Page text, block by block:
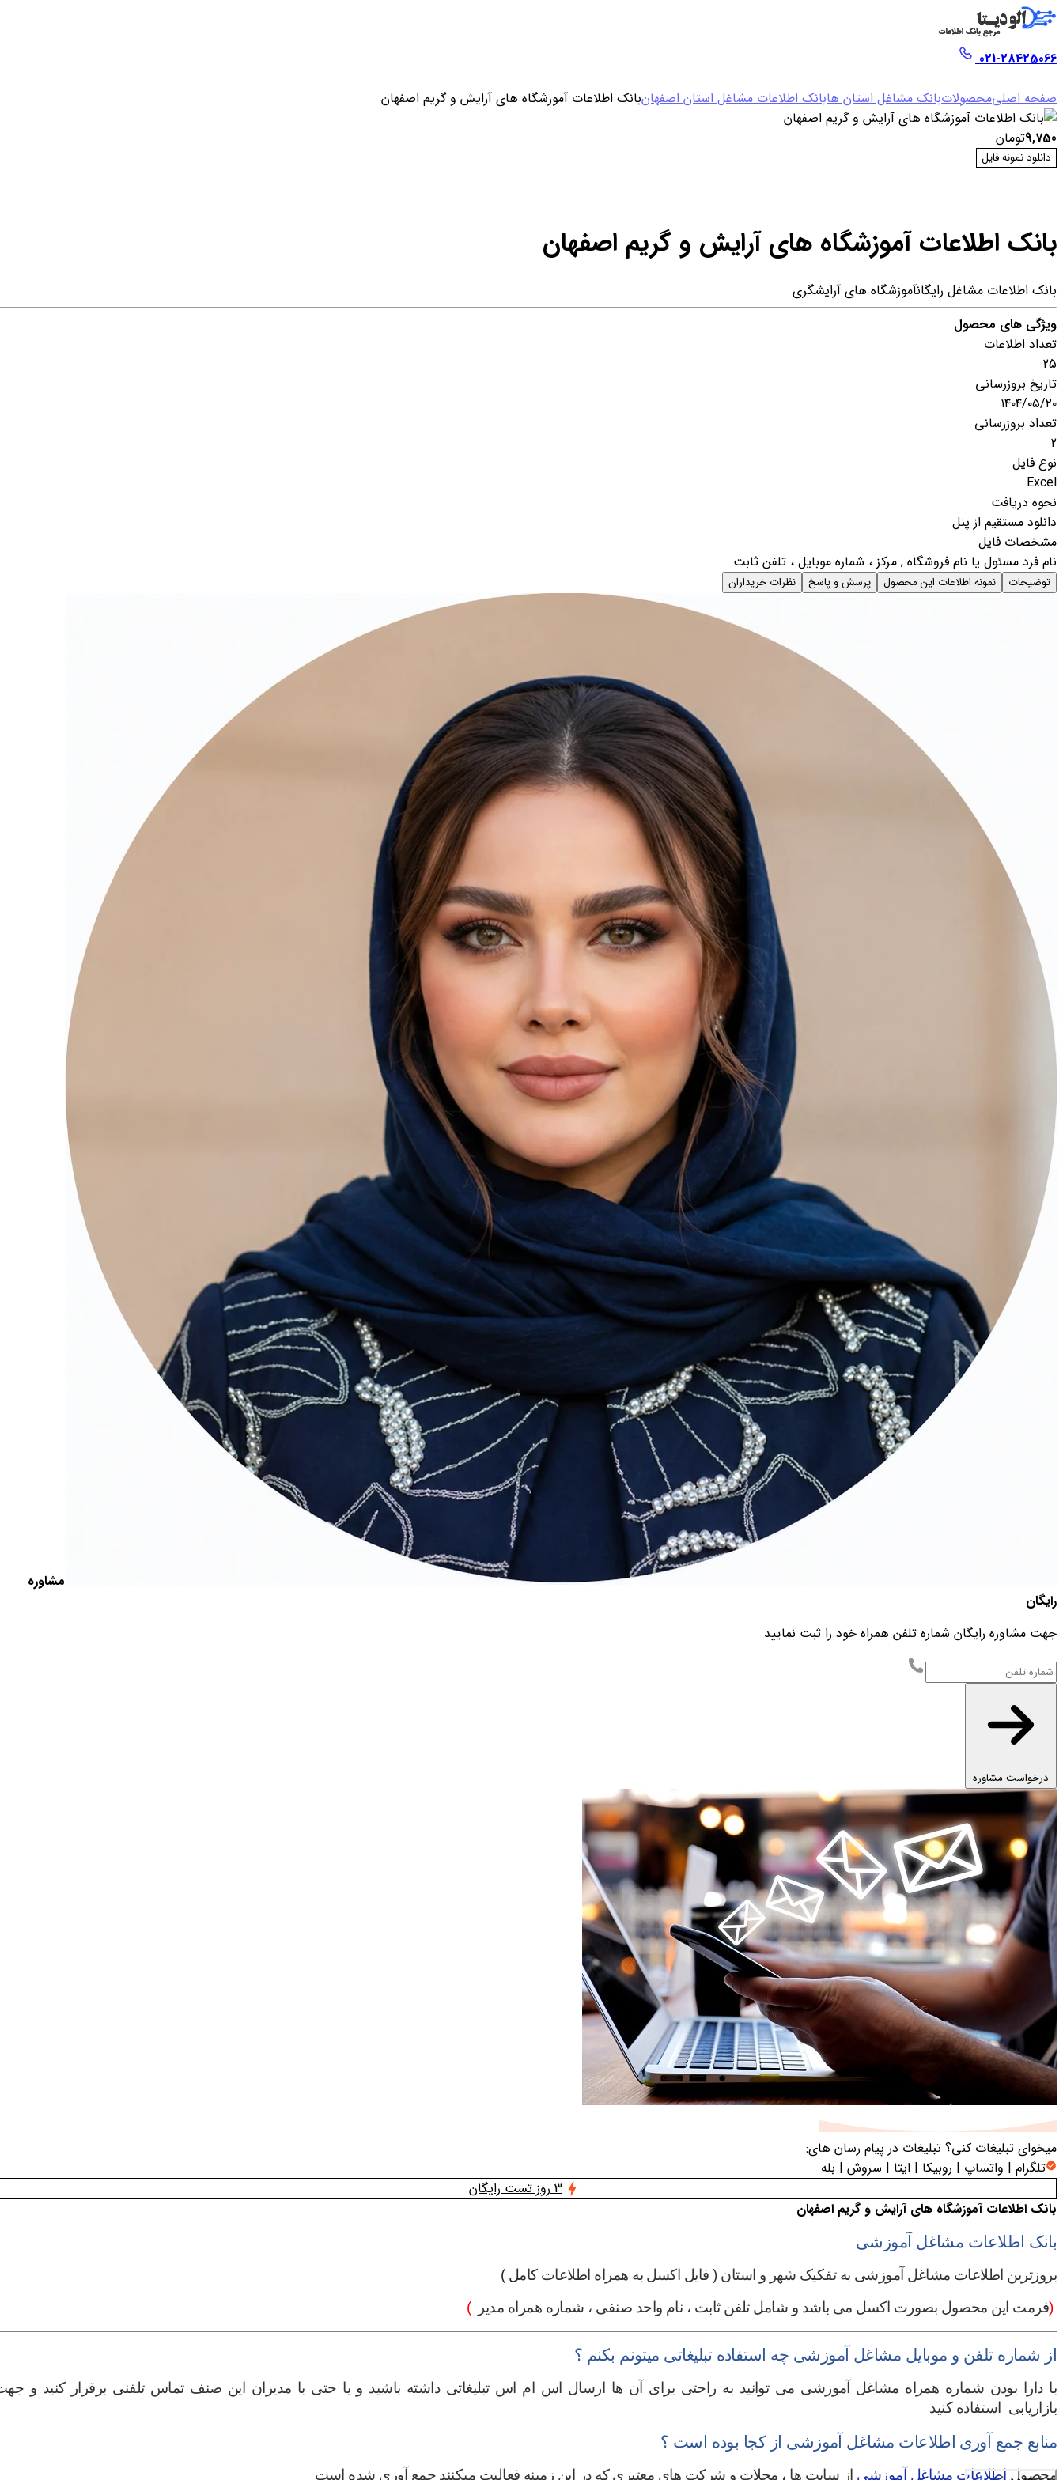
021-28425066
صفحه اصلیمحصولاتبانک مشاغل استان هابانک اطلاعات مشاغل استان اصفهانبانک اطلاعات آموزشگاه های آرایش و گریم اصفهان
9,750تومان
دانلود نمونه فایل
بانک اطلاعات آموزشگاه های آرایش و گریم اصفهان
بانک اطلاعات مشاغل رایگانآموزشگاه های آرایشگری
ویژگی های محصول
تعداد اطلاعات
25
تاریخ بروزرسانی
۱۴۰۴/۰۵/۲۰
تعداد بروزرسانی
2
نوع فایل
Excel
نحوه دریافت
دانلود مستقیم از پنل
مشخصات فایل
نام فرد مسئول یا نام فروشگاه , مرکز ، شماره موبایل ، تلفن ثابت
توضیحات نمونه اطلاعات این محصول پرسش و پاسخ نظرات خریداران
مشاوره
رایگان
جهت مشاوره رایگان شماره تلفن همراه خود را ثبت نمایید
درخواست مشاوره
میخوای تبلیغات کنی؟ تبلیغات در پیام رسان های:
تلگرام | واتساپ | روبیکا | ایتا | سروش | بله
3 روز تست رایگان
بانک اطلاعات آموزشگاه های آرایش و گریم اصفهان
بانک اطلاعات مشاغل آموزشی
بروزترین اطلاعات مشاغل آموزشی به تفکیک شهر و استان ( فایل اکسل به همراه اطلاعات کامل )
)فرمت این محصول بصورت اکسل می باشد و شامل تلفن ثابت ، نام واحد صنفی ، شماره همراه مدیر (
از شماره تلفن و موبایل مشاغل آموزشی چه استفاده تبلیغاتی میتونم بکنم ؟
با دارا بودن شماره همراه مشاغل آموزشی می توانید به راحتی برای آن ها ارسال اس ام اس تبلیغاتی داشته باشید و یا حتی با مدیران این صنف تماس تلفنی برقرار کنید و
بازاریابی استفاده کنید
منابع جمع آوری اطلاعات مشاغل آموزشی از کجا بوده است ؟
محصول اطلاعات مشاغل آموزشی از سایت ها ، مجلات و شرکت های معتبری که در این زمینه فعالیت میکنند جمع آوری شده است